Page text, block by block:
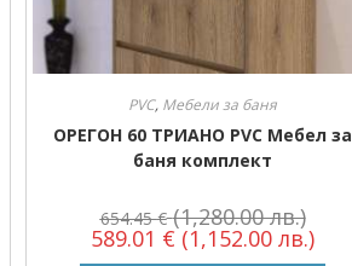
PVC, Мебели за баня
ОРЕГОН 60 ТРИАНО PVC Mебел за
баня комплект
654.45€ (1,280.00 лв.)
589.01 € (1,152.00 лв.)